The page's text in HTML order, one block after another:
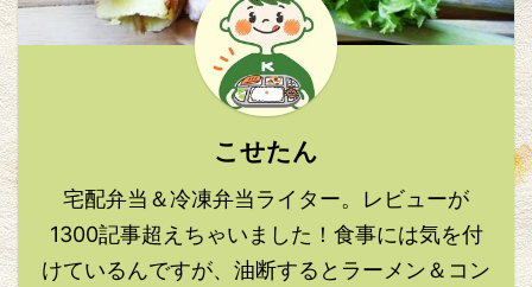
こせたん
宅配弁当＆冷凍弁当ライター。レビューが
1300記事超えちゃいました！食事には気を付
けているんですが、油断するとラーメン＆コン